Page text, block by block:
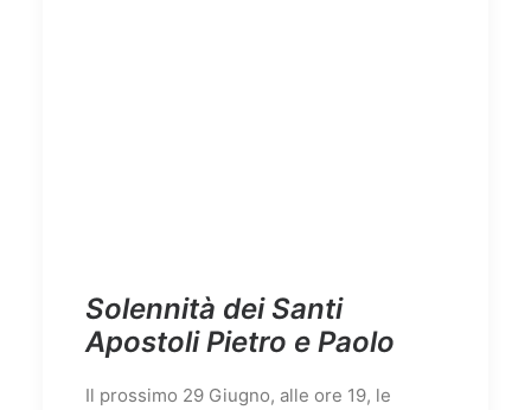
Solennità dei Santi
Apostoli Pietro e Paolo
Il prossimo 29 Giugno, alle ore 19, le